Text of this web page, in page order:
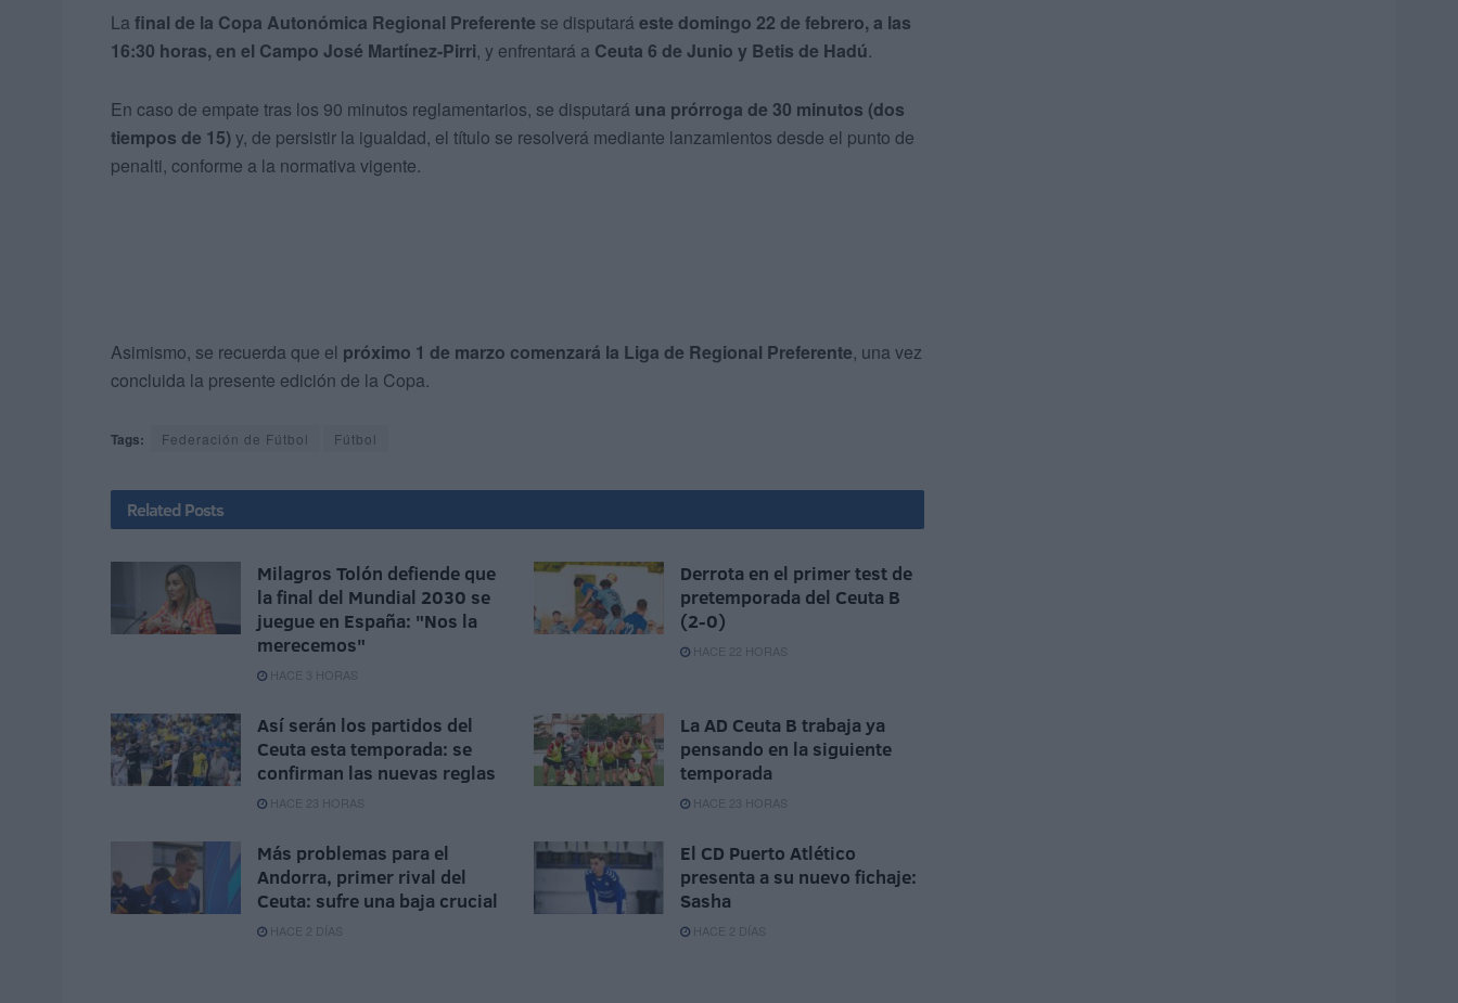
La final de la Copa Autonómica Regional Preferente se disputará este domingo 22 de febrero, a las
16:30 horas, en el Campo José Martínez-Pirri, y enfrentará a Ceuta 6 de Junio y Betis de Hadú.
En caso de empate tras los 90 minutos reglamentarios, se disputará una prórroga de 30 minutos (dos
tiempos de 15)y, de persistir la igualdad, el título se resolverá mediante lanzamientos desde el punto de
penalti, conforme a la normativa vigente.
Asimismo, se recuerda que el próximo 1 de marzo comenzará la Liga de Regional Preferente, una vez
concluida la presente edición de la Copa.
Tags: Federación de Fútbol Fútbol
Related Posts
Milagros Tolón defiende que
la final del Mundial 2030 se
juegue en España: "Nos la
merecemos"
HACE 3 HORAS
Derrota en el primer test de
pretemporada del Ceuta B
(2-0)
HACE 22 HORAS
Así serán los partidos del
Ceuta esta temporada: se
confirman las nuevas reglas
HACE 23 HORAS
La AD Ceuta B trabaja ya
pensando en la siguiente
temporada
HACE 23 HORAS
Más problemas para el
Andorra, primer rival del
Ceuta: sufre una baja crucial
HACE 2 DÍAS
El CD Puerto Atlético
presenta a su nuevo fichaje:
Sasha
HACE 2 DÍAS